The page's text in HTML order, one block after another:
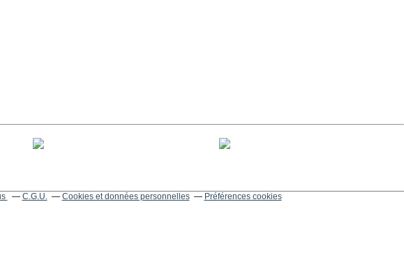
C.G.U. Cookies et données personnelles Préférences cookies